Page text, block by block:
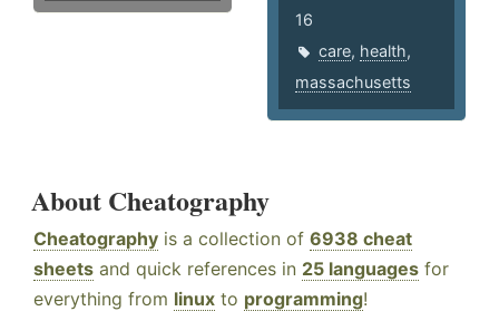
16
care, health,
massachusetts
About Cheatography
Cheatography is a collection of 6938 cheat
sheets and quick references in 25 languages for
everything from linux to programming!